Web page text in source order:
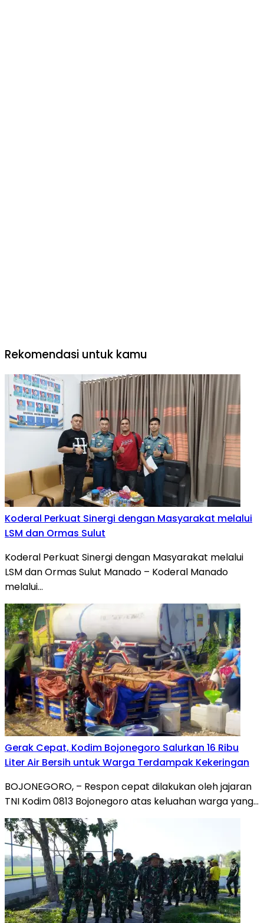
Rekomendasi untuk kamu
Koderal Perkuat Sinergi dengan Masyarakat melalui
LSM dan Ormas Sulut
Koderal Perkuat Sinergi dengan Masyarakat melalui
LSM dan Ormas Sulut Manado – Koderal Manado
melalui…
Gerak Cepat, Kodim Bojonegoro Salurkan 16 Ribu
Liter Air Bersih untuk Warga Terdampak Kekeringan
BOJONEGORO, – Respon cepat dilakukan oleh jajaran
TNI Kodim 0813 Bojonegoro atas keluahan warga yang…